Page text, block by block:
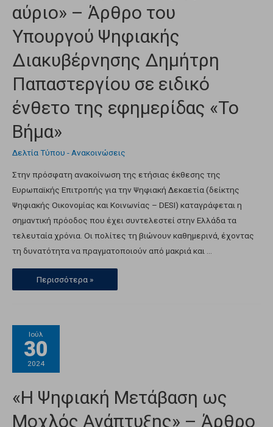
αύριο» – Άρθρο του
Υπουργού Ψηφιακής
Διακυβέρνησης Δημήτρη
Παπαστεργίου σε ειδικό
ένθετο της εφημερίδας «Το
Βήμα»
Δελτία Τύπου - Ανακοινώσεις
Στην πρόσφατη ανακοίνωση της ετήσιας έκθεσης της
Ευρωπαϊκής Επιτροπής για την Ψηφιακή Δεκαετία (δείκτης
Ψηφιακής Οικονομίας και Κοινωνίας – DESI) καταγράφεται η
σημαντική πρόοδος που έχει συντελεστεί στην Ελλάδα τα
τελευταία χρόνια. Οι πολίτες τη βιώνουν καθημερινά, έχοντας
τη δυνατότητα να πραγματοποιούν από μακριά και …
Περισσότερα »
Ιούλ
30
2024
«Η Ψηφιακή Μετάβαση ως
Μοχλός Ανάπτυξης» – Άρθρο